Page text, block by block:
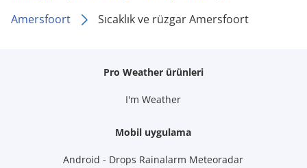
Amersfoort
Sıcaklık ve rüzgar Amersfoort
Pro Weather ürünleri
I'm Weather
Mobil uygulama
Android - Drops Rainalarm Meteoradar